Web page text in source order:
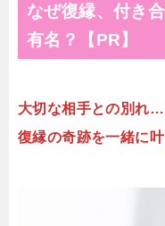
なぜ復縁、付き
有名？【PR】
大切な相手との別れ
復縁の奇跡を一緒に叶